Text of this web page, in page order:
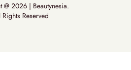
@ 2026 | Beautynesia.
Rights Reserved